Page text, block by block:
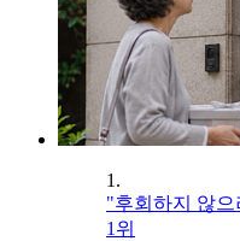
1.
"후회하지 않
1위